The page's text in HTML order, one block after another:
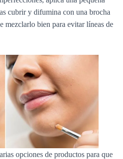
cubrir y difumina con una brocha
mezclarlo bien para evitar líneas de
opciones de productos para que